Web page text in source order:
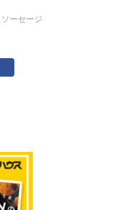
ソーセージ